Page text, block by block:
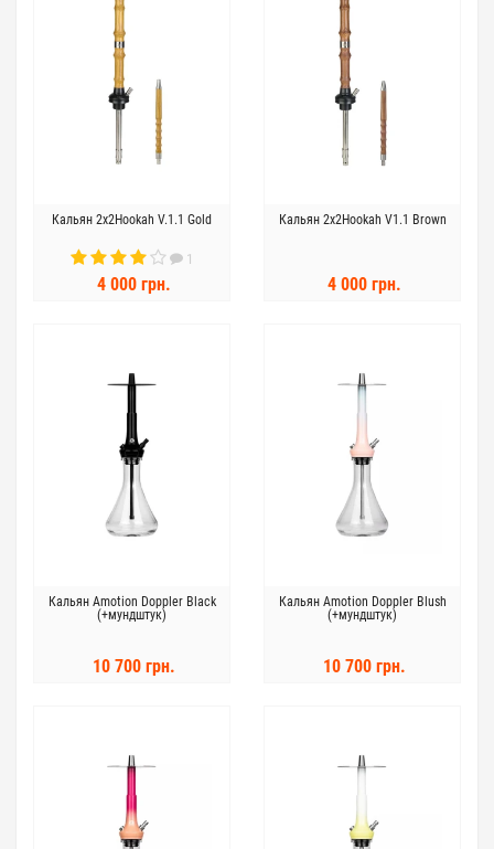
Кальян 2x2Hookah V.1.1 Gold
1
4 000 грн.
Кальян 2x2Hookah V1.1 Brown
4 000 грн.
Кальян Amotion Doppler Black
(+мундштук)
10 700 грн.
Кальян Amotion Doppler Blush
(+мундштук)
10 700 грн.